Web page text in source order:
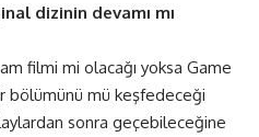
dizinin devamı mı
filmi mi olacağı yoksa Game
bölümünü mü keşfedeceği
sonra geçebileceğine